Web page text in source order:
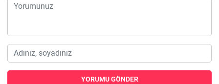
YORUMU GÖNDER